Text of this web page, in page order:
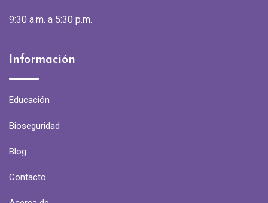
9:30 a.m. a 5:30 p.m.
Información
Educación
Bioseguridad
Blog
Contacto